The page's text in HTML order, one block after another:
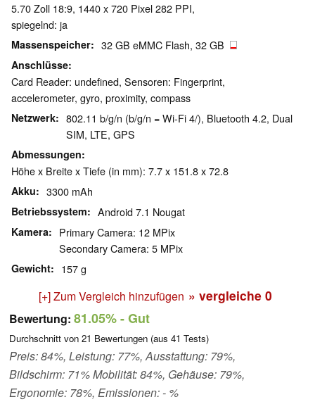
5.70 Zoll 18:9, 1440 x 720 Pixel 282 PPI,
spiegelnd: ja
Massenspeicher 32 GB eMMC Flash, 32 GB
Anschlüsse
Card Reader: undefined, Sensoren: Fingerprint,
accelerometer, gyro, proximity, compass
Netzwerk
802.11 b/g/n (b/g/n = Wi-Fi 4/), Bluetooth 4.2, Dual
SIM, LTE, GPS
Abmessungen
Höhe x Breite x Tiefe (in mm): 7.7 x 151.8 x 72.8
Akku 3300 mAh
Betriebssystem Android 7.1 Nougat
Kamera
Primary Camera: 12 MPix
Secondary Camera: 5 MPix
Gewicht 157 g
[+] Zum Vergleich hinzufügen » vergleiche 0
Bewertung: 81.05%- Gut
Durchschnitt von 21 Bewertungen (aus 41 Tests)
Preis: 84%, Leistung: 77%, Ausstattung: 79%,
Bildschirm: 71% Mobilität: 84%, Gehäuse: 79%,
Ergonomie: 78%, Emissionen: - %